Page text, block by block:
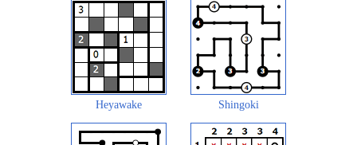
Heyawake Shingoki